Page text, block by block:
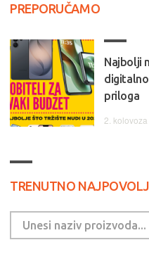
PREPORUČAMO
Najbolji
priloga
2. kolovoza
TRENUTNO